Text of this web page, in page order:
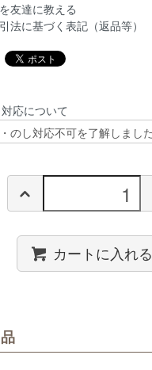
友達に教える
法に基づく表記（返品等）
応について
カートに入れる